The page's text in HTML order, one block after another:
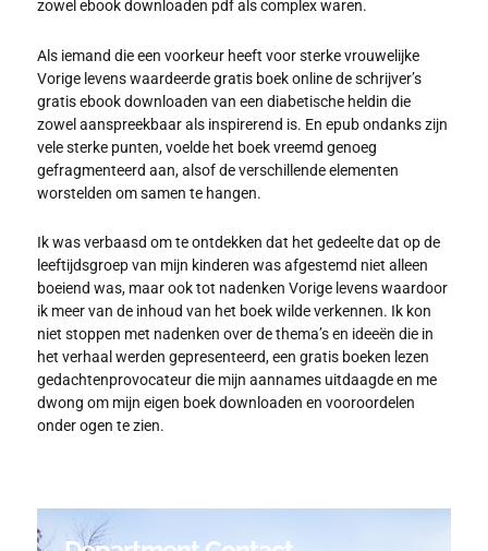
zowel ebook downloaden pdf als complex waren.
Als iemand die een voorkeur heeft voor sterke vrouwelijke
Vorige levens waardeerde gratis boek online de schrijver’s
gratis ebook downloaden van een diabetische heldin die
zowel aanspreekbaar als inspirerend is. En epub ondanks zijn
vele sterke punten, voelde het boek vreemd genoeg
gefragmenteerd aan, alsof de verschillende elementen
worstelden om samen te hangen.
Ik was verbaasd om te ontdekken dat het gedeelte dat op de
leeftijdsgroep van mijn kinderen was afgestemd niet alleen
boeiend was, maar ook tot nadenken Vorige levens waardoor
ik meer van de inhoud van het boek wilde verkennen. Ik kon
niet stoppen met nadenken over de thema’s en ideeën die in
het verhaal werden gepresenteerd, een gratis boeken lezen
gedachtenprovocateur die mijn aannames uitdaagde en me
dwong om mijn eigen boek downloaden en vooroordelen
onder ogen te zien.